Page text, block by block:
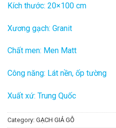
Kích thước: 20×100 cm
Xương gạch: Granit
Chất men: Men Matt
Công năng: Lát nền, ốp tường
Xuất xứ: Trung Quốc
Category: GẠCH GIẢ GỖ